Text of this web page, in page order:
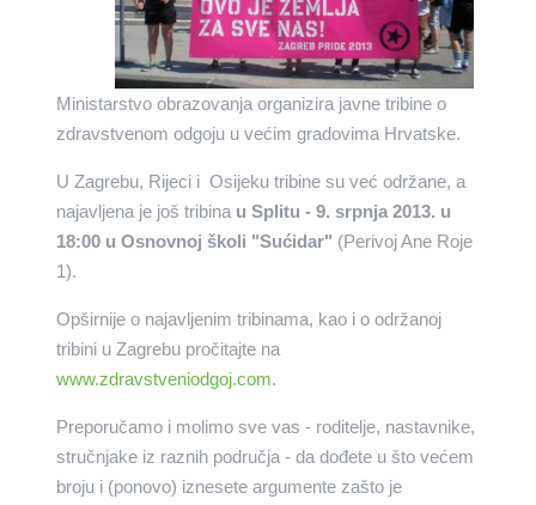
Ministarstvo obrazovanja organizira javne tribine o
zdravstvenom odgoju u većim gradovima Hrvatske.
U Zagrebu, Rijeci i Osijeku tribine su već održane, a
najavljena je još tribina u Splitu - 9. srpnja 2013. u
18:00 u Osnovnoj školi "Sućidar" (Perivoj Ane Roje
1).
Opširnije o najavljenim tribinama, kao i o održanoj
tribini u Zagrebu pročitajte na
www.zdravstveniodgoj.com.
Preporučamo i molimo sve vas - roditelje, nastavnike,
stručnjake iz raznih područja - da dođete u što većem
broju i (ponovo) iznesete argumente zašto je